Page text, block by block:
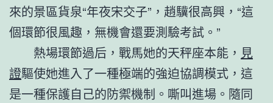
來的景區貨泉“年夜宋交子”，趙驥很高興，“這
個環節很風趣，無機會還要測驗考試。”
熱場環節過后，戰馬她的天秤座本能， 見
證驅使她進入了一種極端的強迫協調模式，這
是一種保護自己的防禦機制。嘶叫進場。隨同